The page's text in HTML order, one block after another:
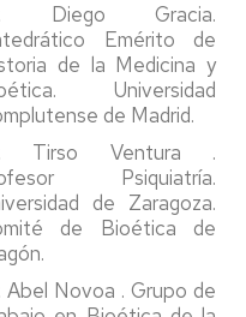
Diego Gracia.
Emérito de
de la Medicina y
Universidad
de Madrid.
Tirso Ventura .
Psiquiatría.
de Zaragoza.
de Bioética de
Abel Novoa . Grupo de